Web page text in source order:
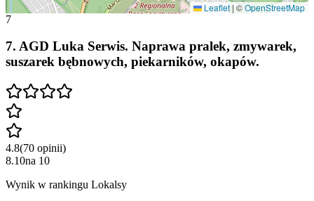
Leaflet | ©OpenStreetMap
7
7. AGD Luka Serwis. Naprawa pralek, zmywarek,
suszarek bębnowych, piekarników, okapów.
4.8(70 opinii)
8.10na 10
Wynik w rankingu Lokalsy